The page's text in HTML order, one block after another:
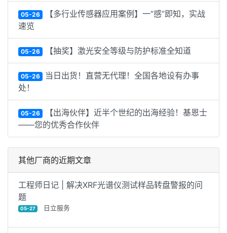
05-26 【多行业传感器应用案例】一“感”即知，实战
速览
05-26 【抽奖】激光安全等级与防护标准全知道
05-26 当日出货！直营无代理！全国各地设有办事
处！
05-26 【出海伙伴】近半个世纪的出海经验！基恩士
——您的优秀合作伙伴
其他厂商的近期文章
工程师日记 | 解决XRF光谱仪测试样品转盘警报的问
题
05-27 日立服务